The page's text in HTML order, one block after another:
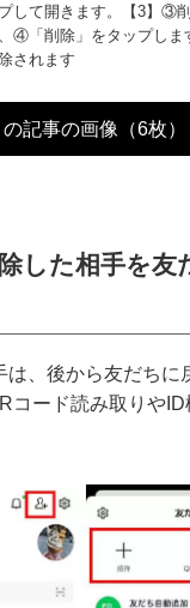
して開きます。【3】③
④「削除」をタップしま
されます
の記事の画像（6枚）
した相手を
、後から友だち
コード読み取りや